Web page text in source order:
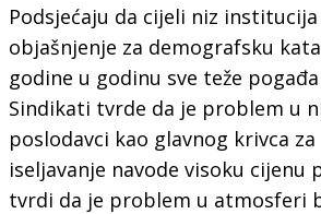
Podsjećaju da cijeli niz
objašnjenje za demografsku
godine u godinu sve teže
Sindikati tvrde da je problem u
poslodavci kao glavnog krivca
iseljavanje navode visoku cijenu
tvrdi da je problem u atmosferi